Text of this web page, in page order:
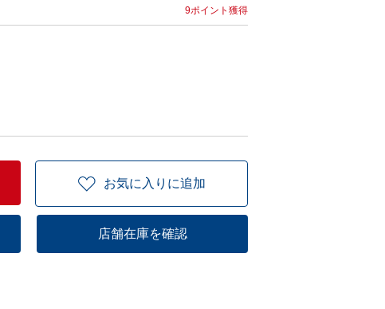
9ポイント獲得
お気に入りに追加
店舗在庫を確認